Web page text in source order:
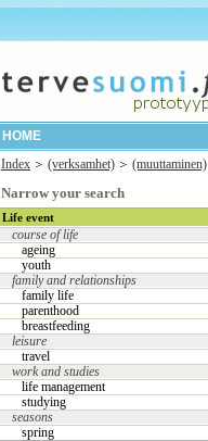
HOME
Index
(verksamhet) (muuttaminen)
Narrow your search
Life event
course of life
ageing
youth
family and relationships
family life
parenthood
breastfeeding
leisure
travel
work and studies
life management
studying
seasons
spring